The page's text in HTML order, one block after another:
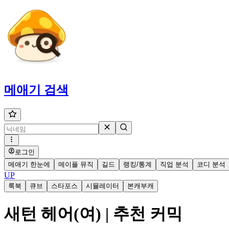
메애기 검색
로그인
메애기 한눈에
메이플 뮤직 길드 랭킹/통계 직업 분석 코디 분석
UP
룩북 큐브 스타포스 시뮬레이터 본캐부캐
새턴 헤어(여) | 추천 커믹